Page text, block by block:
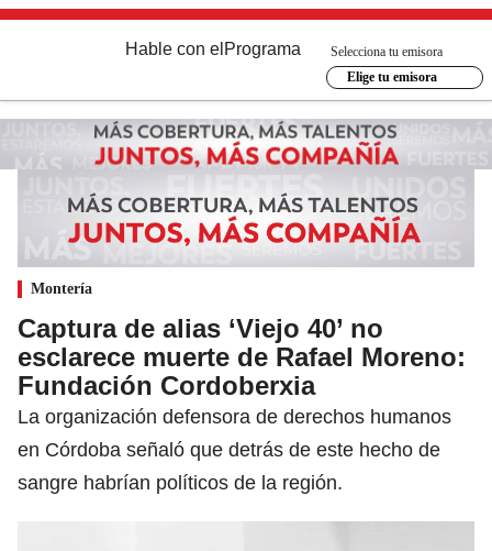
Hable con el Programa
Selecciona tu emisora
Elige tu emisora
Montería
Captura de alias ‘Viejo 40’ no
esclarece muerte de Rafael Moreno:
Fundación Cordoberxia
La organización defensora de derechos humanos
en Córdoba señaló que detrás de este hecho de
sangre habrían políticos de la región.